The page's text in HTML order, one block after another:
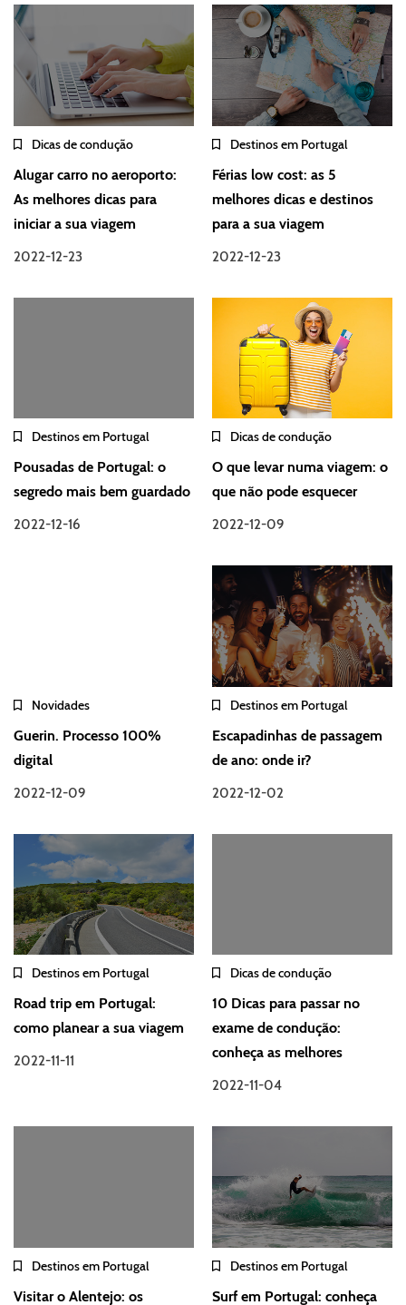
Dicas de condução
Alugar carro no aeroporto:
As melhores dicas para
iniciar a sua viagem
2022-12-23
Destinos em Portugal
Férias low cost: as 5
melhores dicas e destinos
para a sua viagem
2022-12-23
Destinos em Portugal
Pousadas de Portugal: o
segredo mais bem guardado
2022-12-16
Dicas de condução
O que levar numa viagem: o
que não pode esquecer
2022-12-09
Novidades
Guerin. Processo 100%
digital
2022-12-09
Destinos em Portugal
Escapadinhas de passagem
de ano: onde ir?
2022-12-02
Destinos em Portugal
Road trip em Portugal:
como planear a sua viagem
2022-11-11
Dicas de condução
10 Dicas para passar no
exame de condução:
conheça as melhores
2022-11-04
Destinos em Portugal
Visitar o Alentejo: os
Destinos em Portugal
Surf em Portugal: conheça